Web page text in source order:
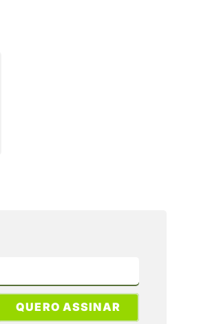
QUERO ASSINAR